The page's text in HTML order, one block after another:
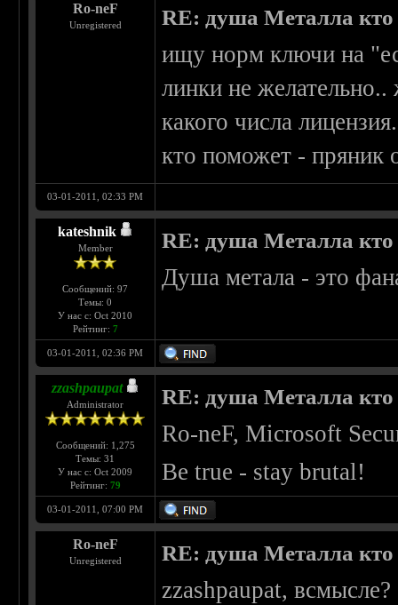
Ro-neF
Unregistered RE: душа Металла кто
ищу норм ключи на
линки не
какого числа лицензия.
кто поможет - пряник
03-01-2011, 02:33 PM
kateshnik
Member
Сообщений: 97
Темы: 0
У нас с: Oct 2010
Рейтинг: 7
RE: душа Металла кто
Душа метала - это
03-01-2011, 02:36 PM
zzashpaupat
Administrator
Сообщений: 1,275
Темы: 31
У нас с: Oct 2009
Рейтинг: 79
RE: душа Металла кто
Ro-neF, Microsoft
Be true - stay brutal!
03-01-2011, 07:00 PM
Ro-neF
Unregistered RE: душа Металла кто
zzashpaupat, всмысле?